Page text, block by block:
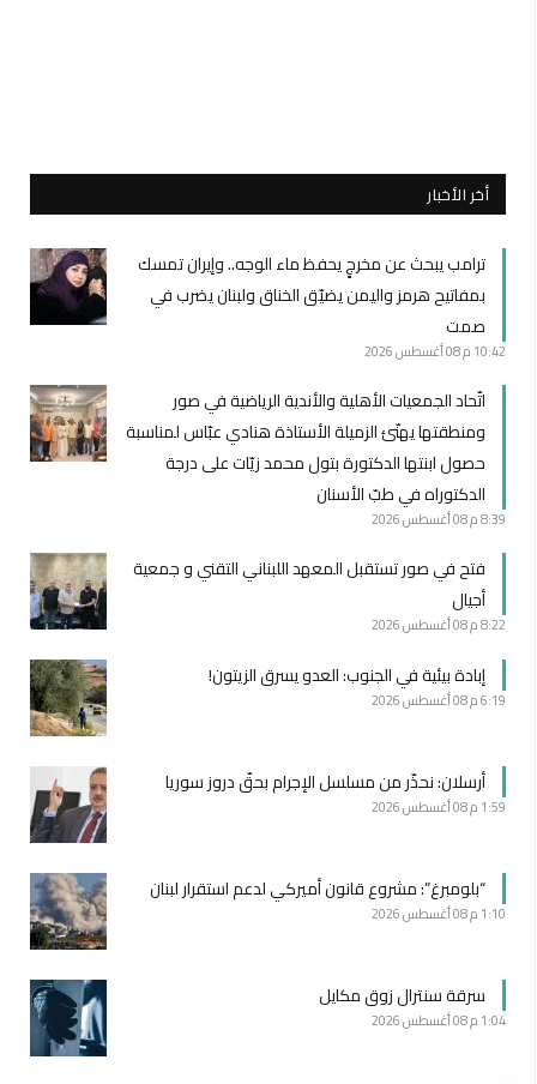
أخر الأخبار
ترامب يبحث عن مخرجٍ يحفظ ماء الوجه.. وإيران تمسك
بمفاتيح هرمز واليمن يضيّق الخناق ولبنان يضرب في
صمت
10:42 م 08 أغسطس 2026
اتّحاد الجمعيات الأهلية والأندية الرياضية في صور
ومنطقتها يهنّئ الزميلة الأستاذة هنادي عبّاس لمناسبة
حصول ابنتها الدكتورة بتول محمد زيّات على درجة
الدكتوراه في طبّ الأسنان
8:39 م 08 أغسطس 2026
فتح في صور تستقبل المعهد اللبناني التقني و جمعية
أجيال
8:22 م 08 أغسطس 2026
إبادة بيئية في الجنوب: العدو يسرق الزيتون!
6:19 م 08 أغسطس 2026
أرسلان: نحذّر من مسلسل الإجرام بحقّ دروز سوريا
1:59 م 08 أغسطس 2026
“بلومبرغ”: مشروع قانون أميركي لدعم استقرار لبنان
1:10 م 08 أغسطس 2026
سرقة سنترال زوق مكايل
1:04 م 08 أغسطس 2026